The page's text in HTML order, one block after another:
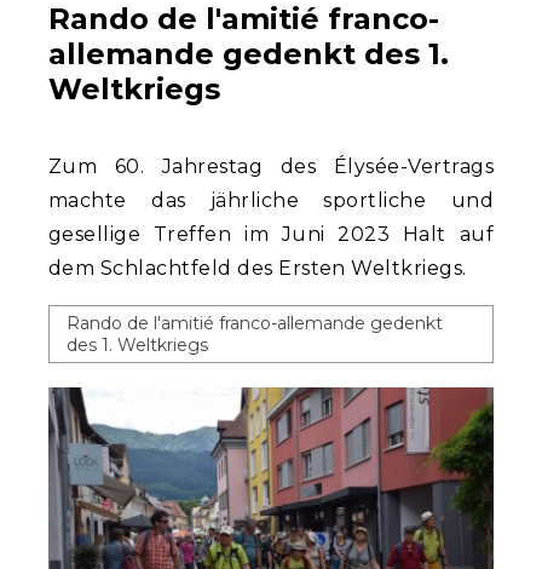
Rando de l'amitié franco-
allemande gedenkt des 1.
Weltkriegs
Zum 60. Jahrestag des Élysée-Vertrags
machte das jährliche sportliche und
gesellige Treffen im Juni 2023 Halt auf
dem Schlachtfeld des Ersten Weltkriegs.
Rando de l'amitié franco-allemande gedenkt
des 1. Weltkriegs